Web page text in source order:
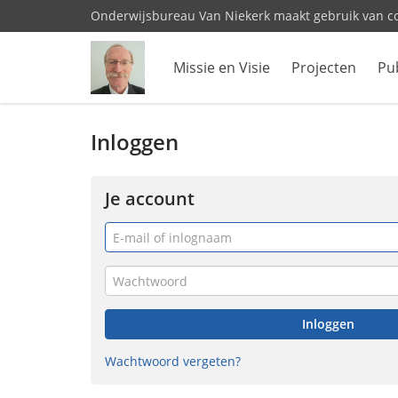
Onderwijsbureau Van Niekerk maakt gebruik van
Missie en Visie Projecten
Inloggen
Je account
E-
mail
of
inlognaam
Wachtwoord
Inloggen
Wachtwoord vergeten?